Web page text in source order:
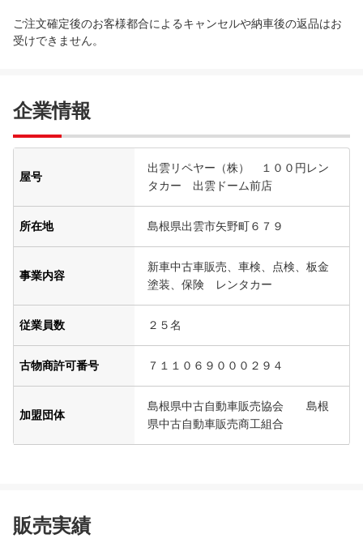
ご注文確定後のお客様都合によるキャンセルや納車後の返品はお
受けできません。
企業情報
屋号
出雲リペヤー（株） １００円レン
タカー 出雲ドーム前店
所在地 島根県出雲市矢野町６７９
事業内容
新車中古車販売、車検、点検、板金
塗装、保険 レンタカー
従業員数 ２５名
古物商許可番号 ７１１０６９０００２９４
加盟団体
島根県中古自動車販売協会 島根
県中古自動車販売商工組合
販売実績